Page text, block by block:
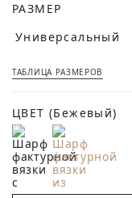
РАЗМЕР
Универсальный
ТАБЛИЦА РАЗМЕРОВ
ЦВЕТ (Бежевый)